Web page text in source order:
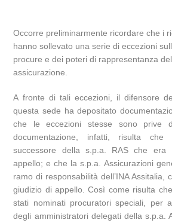
Occorre preliminarmente ricordare che i
hanno sollevato una serie di eccezioni
procure e dei poteri di rappresentanza
assicurazione.
A fronte di tali eccezioni, il difensore
questa sede ha depositato
che le eccezioni stesse sono prive
documentazione, infatti, risulta
successore della s.p.a. RAS che era
appello; e che la s.p.a. Assicurazioni
ramo di responsabilità dell’INA Assitalia,
giudizio di appello. Così come risulta
stati nominati procuratori speciali, per
degli amministratori delegati della s.p.a.